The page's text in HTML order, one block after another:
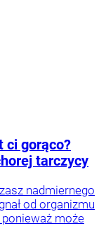
ci gorąco?
tarczycy
nadmiernego
od organizmu
ponieważ może